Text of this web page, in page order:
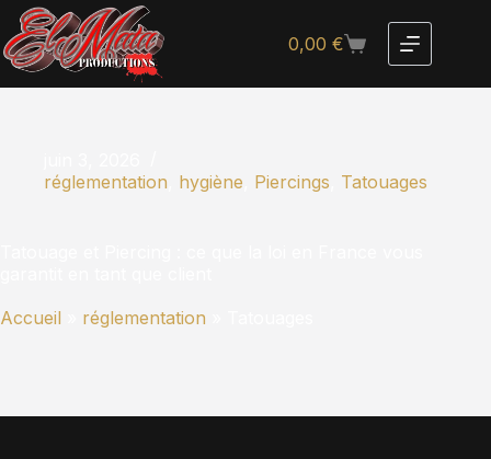
0,00€
réglementation hygiène Piercings Tatouages
Accueil
réglementation